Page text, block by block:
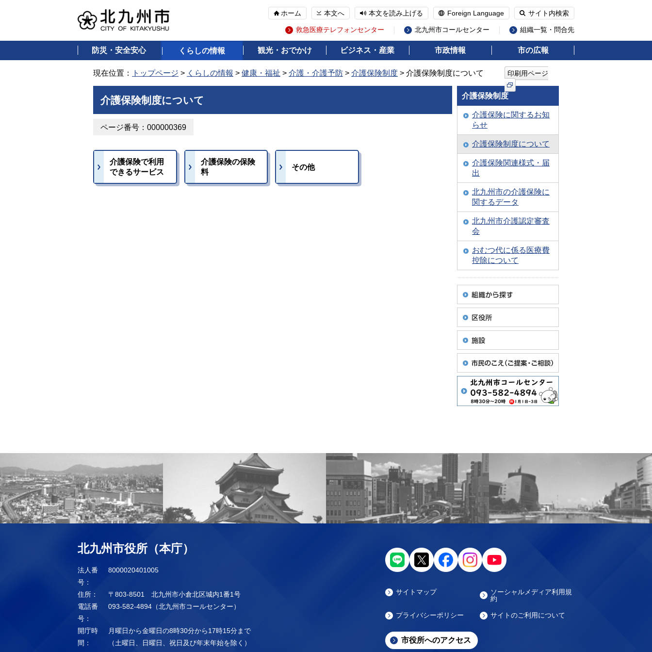
ホーム 本文へ 本文を読み上げる Foreign Language サイト内検索
救急医療テレフォンセンター 北九州市コールセンター 組織一覧・問合先
防災・安全安心 くらしの情報 観光・おでかけ ビジネス・産業 市政情報 市の広報
現在位置： トップページ > くらしの情報 > 健康・福祉 > 介護・介護予防 > 介護保険制度 > 介護保険制度について 印刷用ページ
介護保険制度について
ページ番号：000000369
介護保険で利用
できるサービス
介護保険の保険
料
その他
介護保険制度
介護保険に関するお知
らせ
介護保険制度について
介護保険関連様式・届
出
北九州市の介護保険に
関するデータ
北九州市介護認定審査
会
おむつ代に係る医療費
控除について
北九州市役所（本庁）
法人番
号：
8000020401005
住所：
〒803-8501 北九州市小倉北区城内1番1号
電話番
号：
093-582-4894（北九州市コールセンター）
開庁時
間：
月曜日から金曜日の8時30分から17時15分まで
（土曜日、日曜日、祝日及び年末年始を除く）
サイトマップ
ソーシャルメディア利用規
約
プライバシーポリシー サイトのご利用について
市役所へのアクセス